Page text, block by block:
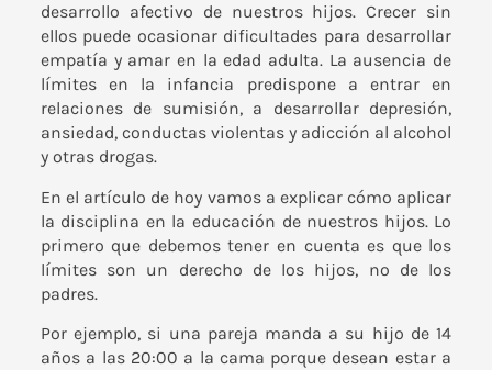
desarrollo afectivo de nuestros hijos. Crecer sin
ellos puede ocasionar dificultades para desarrollar
empatía y amar en la edad adulta. La ausencia de
límites en la infancia predispone a entrar en
relaciones de sumisión, a desarrollar depresión,
ansiedad, conductas violentas y adicción al alcohol
y otras drogas.
En el artículo de hoy vamos a explicar cómo aplicar
la disciplina en la educación de nuestros hijos. Lo
primero que debemos tener en cuenta es que los
límites son un derecho de los hijos, no de los
padres.
Por ejemplo, si una pareja manda a su hijo de 14
años a las 20:00 a la cama porque desean estar a